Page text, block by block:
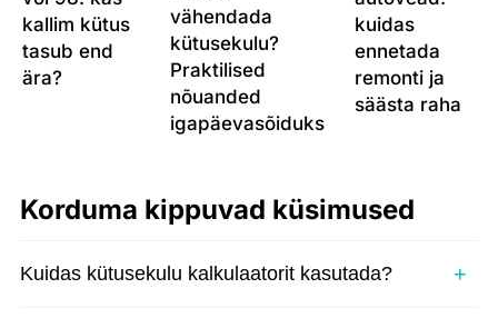
kallim kütus
tasub end
ära?
vähendada
kütusekulu?
Praktilised
nõuanded
igapäevasõiduks
kuidas
ennetada
remonti ja
säästa raha
Korduma kippuvad küsimused
Kuidas kütusekulu kalkulaatorit kasutada?